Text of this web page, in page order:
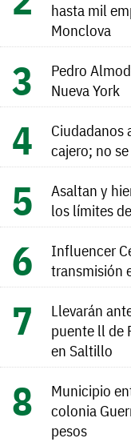
hasta mil
Monclova
Pedro
Nueva York
Ciudadanos
cajero; no
Asaltan y
los límites
Influencer
transmisión
Llevarán
puente ll de
en Saltillo
Municipio
colonia
pesos